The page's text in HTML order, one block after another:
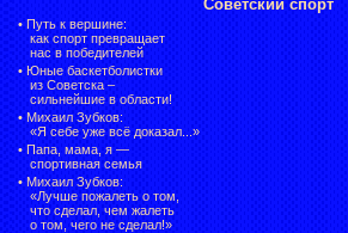
Советский спорт
• Путь к вершине:
как спорт превращает
нас в победителей
• Юные баскетболистки
из Советска –
сильнейшие в области!
• Михаил Зубков:
«Я себе уже всё доказал...»
• Папа, мама, я —
спортивная семья
• Михаил Зубков:
«Лучше пожалеть о том,
что сделал, чем жалеть
о том, чего не сделал!»